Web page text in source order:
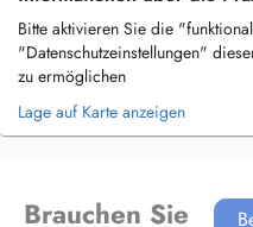
Bitte aktivieren Sie die
"Datenschutzeinstellungen"
zu ermöglichen
Lage auf Karte anzeigen
Brauchen Sie